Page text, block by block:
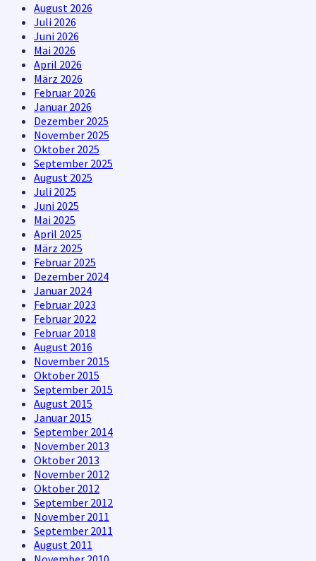
August 2026
Juli 2026
Juni 2026
Mai 2026
April 2026
März 2026
Februar 2026
Januar 2026
Dezember 2025
November 2025
Oktober 2025
September 2025
August 2025
Juli 2025
Juni 2025
Mai 2025
April 2025
März 2025
Februar 2025
Dezember 2024
Januar 2024
Februar 2023
Februar 2022
Februar 2018
August 2016
November 2015
Oktober 2015
September 2015
August 2015
Januar 2015
September 2014
November 2013
Oktober 2013
November 2012
Oktober 2012
September 2012
November 2011
September 2011
August 2011